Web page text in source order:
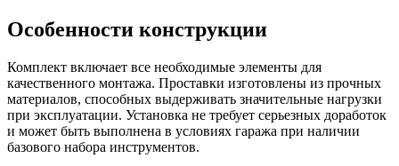
Особенности конструкции
Комплект включает все необходимые элементы для
качественного монтажа. Проставки изготовлены из прочных
материалов, способных выдерживать значительные нагрузки
при эксплуатации. Установка не требует серьезных доработок
и может быть выполнена в условиях гаража при наличии
базового набора инструментов.